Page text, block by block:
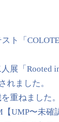
ト「
展「Rooted
れました。
重ねました。
【UMP〜未